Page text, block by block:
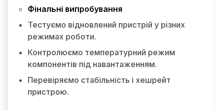
Фінальні випробування
Тестуємо відновлений пристрій у різних
режимах роботи.
Контролюємо температурний режим
компонентів під навантаженням.
Перевіряємо стабільність і хешрейт
пристрою.